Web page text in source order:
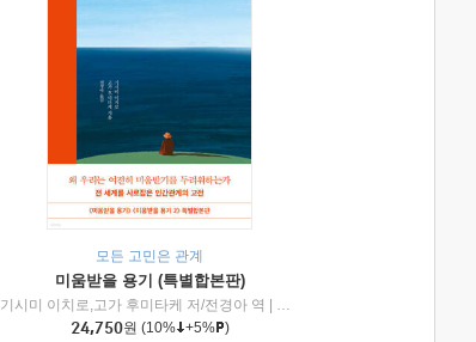
| 제이브리즈북스
모든 고민은 관계
미움받을 용기 (특별합본판)
기시미 이치로,고가 후미타케 저/전경아 역
인플루엔셜
24,750원 (10% +5% )